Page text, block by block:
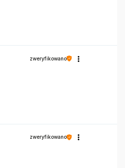
zweryfikowano
zweryfikowano